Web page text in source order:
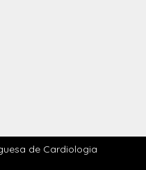
de Cardiologia